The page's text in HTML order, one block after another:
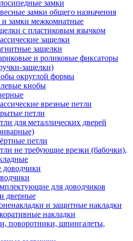
замки
замки общего назначения
и замки межкомнатные
с пластиковым язычком
защелки
защелки
и роликовые фиксаторы
защелки)
округлой формы
кнобы
врезные петли
петли
для металлических дверей
петли
не требующие врезки (бабочки),
доводчики
для доводчиков
дверные
и защитные накладки
накладки
поворотники, шпингалеты,